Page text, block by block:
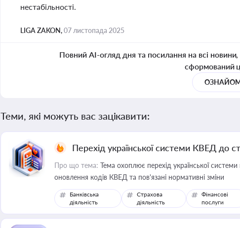
нестабільності.
LIGA ZAKON,07 листопада 2025
Повний AI-огляд дня та посилання на всі новини,
сформований
Теми, які можуть вас зацікавити:
Перехід української системи КВЕД до
Про що тема: Тема охоплює перехід української системи
оновлення кодів КВЕД та пов'язані нормативні зміни
Банківська
діяльність
Страхова
діяльність
Фінансові
послуги